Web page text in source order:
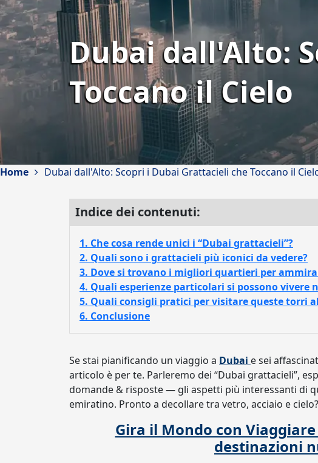
Dubai dall'Alto:
Toccano il Cielo
Home Dubai dall'Alto: Scopri i Dubai Grattacieli che Toccano il
Indice dei contenuti:
1. Che cosa rende unici i “Dubai grattacieli”?
2. Quali sono i grattacieli più iconici da vedere?
3. Dove si trovano i migliori quartieri per
4. Quali esperienze particolari si possono vivere
5. Quali consigli pratici per visitare queste torri
6. Conclusione
Se stai pianificando un viaggio a Dubai e sei
articolo è per te. Parleremo dei “Dubai grattacieli”,
domande & risposte — gli aspetti più interessanti di
emiratino. Pronto a decollare tra vetro, acciaio e cielo?
Gira il Mondo con
destinazioni